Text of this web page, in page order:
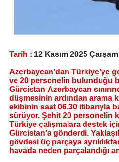
Tarih : 12 Kasım 2025
Azerbaycan’dan Türkiye’ye
ve 20 personelin bulunduğu
Gürcistan-Azerbaycan
düşmesinin ardından arama
ekibinin saat 06.30 itibarıyla
sürüyor. Şehit 20 personelin
Türkiye çalışmalara destek için
Gürcistan’a gönderdi.
gövdesi üç parçaya
havada neden parçalandığı